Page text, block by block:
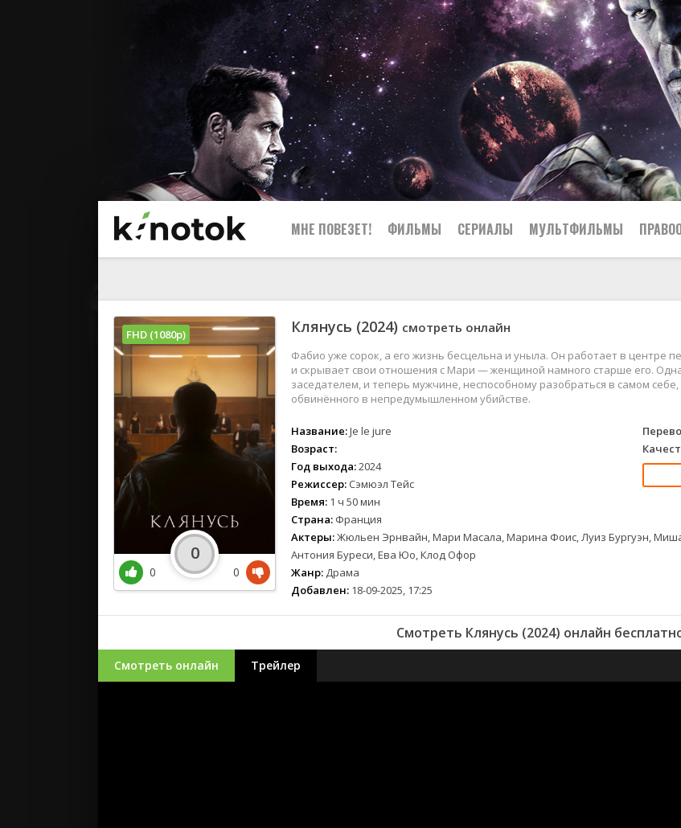
МНЕ ПОВЕЗЕТ! ФИЛЬМЫ СЕРИАЛЫ МУЛЬТФИЛЬМЫ
Клянусь (2024) смотреть онлайн
Фабио уже сорок, а его жизнь бесцельна и уныла. Он работает в центре
и скрывает свои отношения с Мари — женщиной намного старше его.
заседателем, и теперь мужчине, неспособному разобраться в самом
обвинённого в непредумышленном убийстве.
Название:Je le jure
Возраст:
Год выхода:2024
Режиссер: Сэмюэл Тейс
Время: 1 ч 50 мин
Страна: Франция
Актеры:Жюльен Эрнвайн, Мари Масала, Марина Фоис, Луиз Бургуэн,
Антония Буреси, Ева Юо, Клод Офор
Жанр: Драма
Добавлен: 18-09-2025, 17:25
FHD (1080p)
0
0
0
Смотреть Клянусь (2024) онлайн
Смотреть онлайн Трейлер